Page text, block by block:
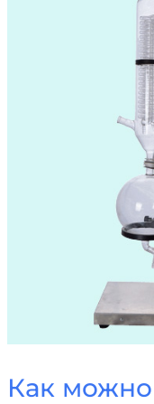
Как можно